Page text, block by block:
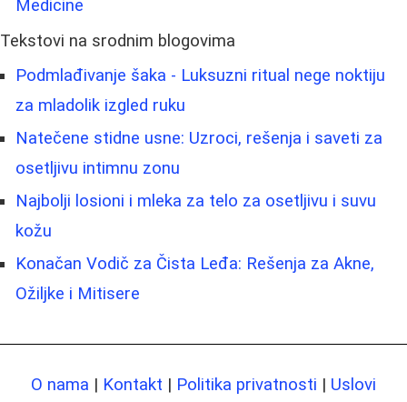
Medicine
Tekstovi na srodnim blogovima
Podmlađivanje šaka - Luksuzni ritual nege noktiju
za mladolik izgled ruku
Natečene stidne usne: Uzroci, rešenja i saveti za
osetljivu intimnu zonu
Najbolji losioni i mleka za telo za osetljivu i suvu
kožu
Konačan Vodič za Čista Leđa: Rešenja za Akne,
Ožiljke i Mitisere
O nama | Kontakt | Politika privatnosti | Uslovi